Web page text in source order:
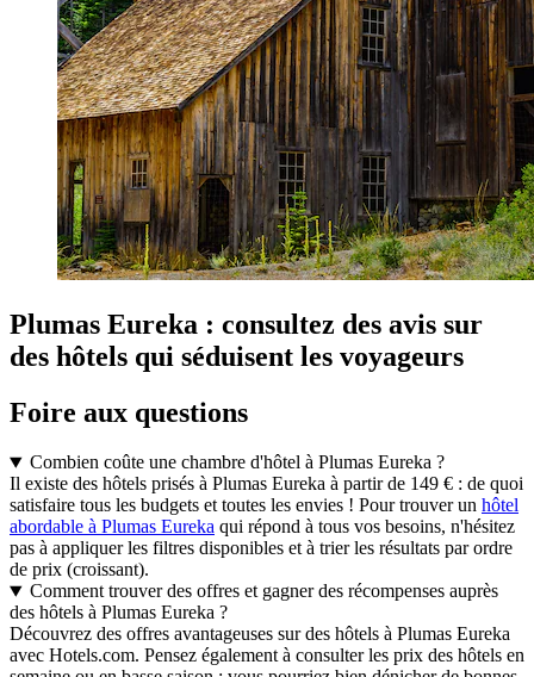
Plumas Eureka : consultez des avis sur
des hôtels qui séduisent les voyageurs
Foire aux questions
Combien coûte une chambre d'hôtel à Plumas Eureka ?
Il existe des hôtels prisés à Plumas Eureka à partir de 149 € : de quoi
satisfaire tous les budgets et toutes les envies ! Pour trouver un hôtel
abordable à Plumas Eureka qui répond à tous vos besoins, n'hésitez
pas à appliquer les filtres disponibles et à trier les résultats par ordre
de prix (croissant).
Comment trouver des offres et gagner des récompenses auprès
des hôtels à Plumas Eureka ?
Découvrez des offres avantageuses sur des hôtels à Plumas Eureka
avec Hotels.com. Pensez également à consulter les prix des hôtels en